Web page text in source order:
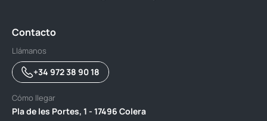
Contacto
Llámanos
+34 972 38 90 18
Cómo llegar
Pla de les Portes, 1 - 17496 Colera